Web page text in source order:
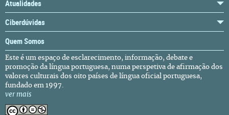
Atualidades
Ciberdúvidas
Quem Somos
Este é um espaço de esclarecimento, informação, debate e
promoção da língua portuguesa, numa perspetiva de afirmação dos
valores culturais dos oito países de língua oficial portuguesa,
fundado em 1997.
ver mais